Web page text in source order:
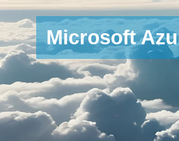
Microsoft